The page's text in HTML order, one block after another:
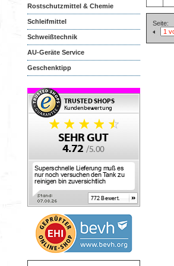
Rostschutzmittel & Chemie
Schleifmittel
Schweißtechnik
AU-Geräte Service
Geschenktipp
Seite: